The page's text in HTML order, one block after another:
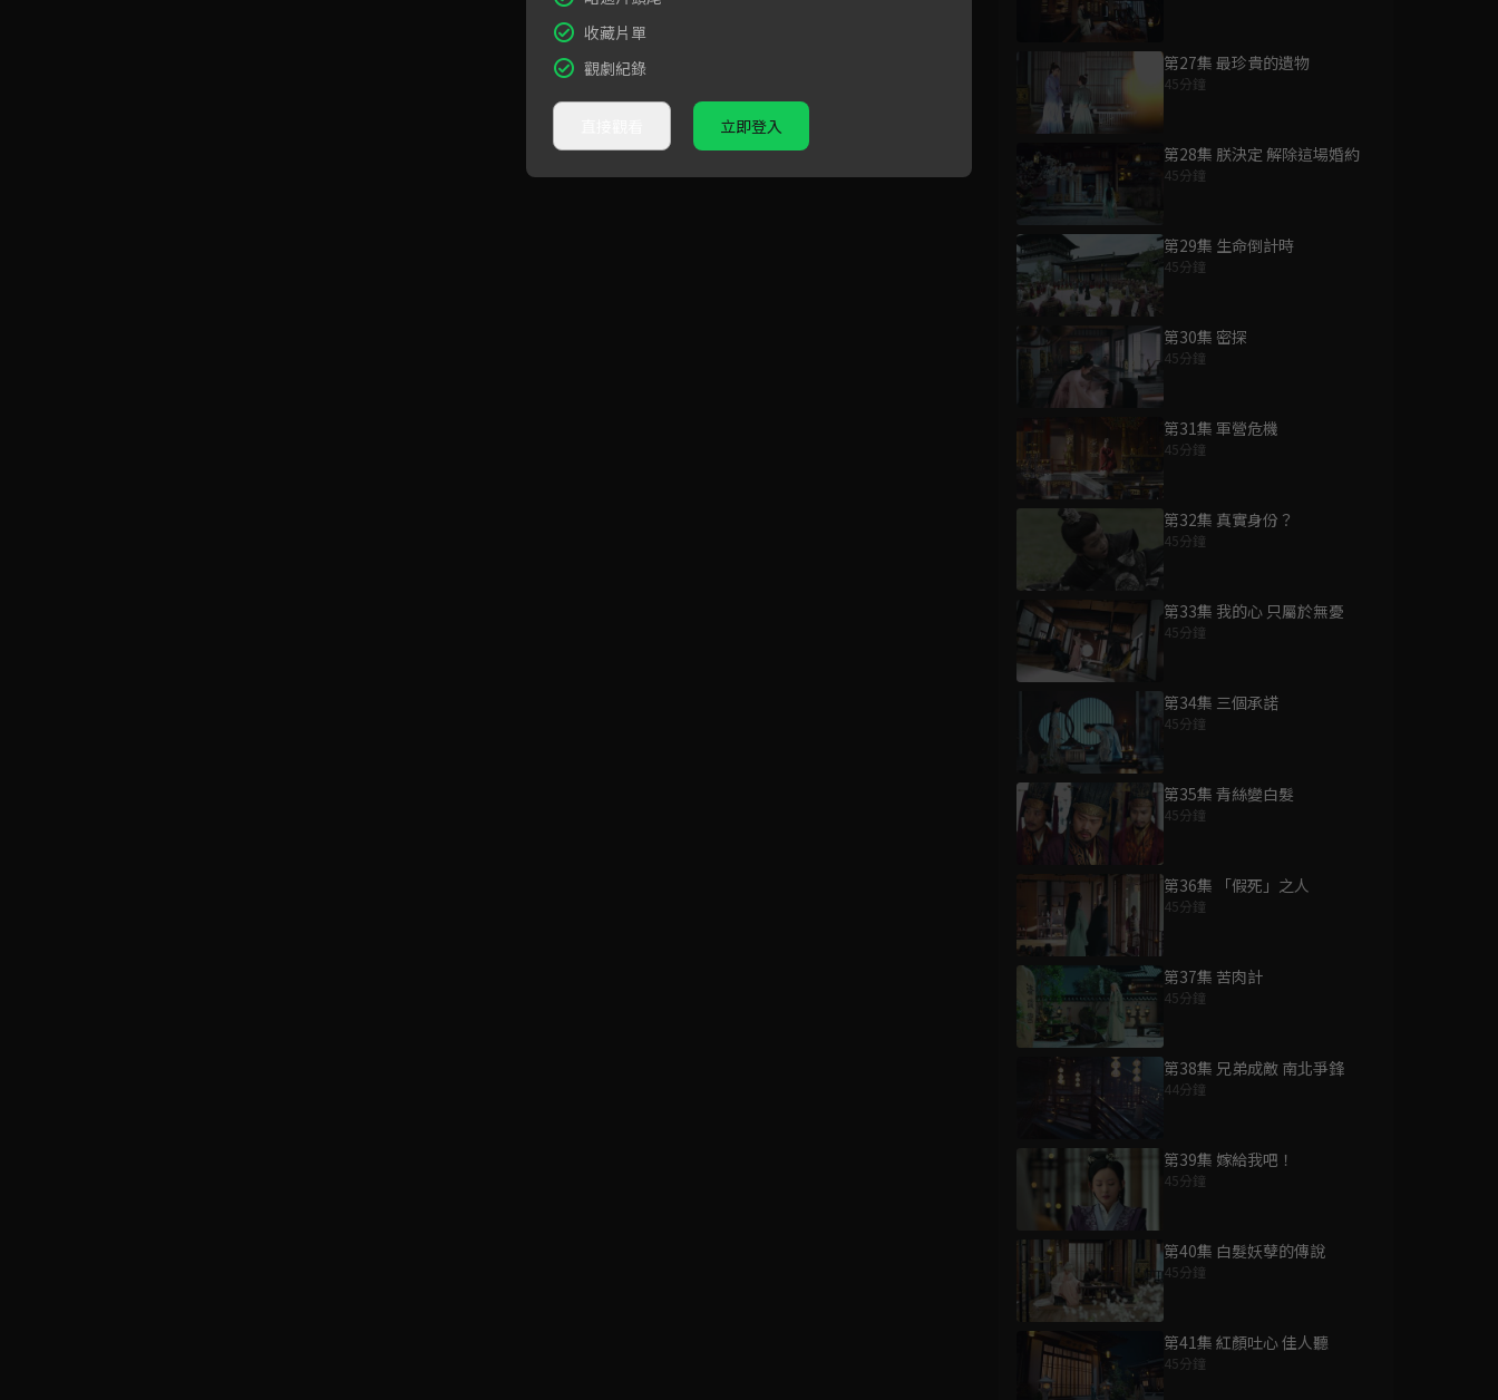
第27集 最珍貴的遺物
45分鐘
第28集 朕決定 解除這場婚約
45分鐘
第29集 生命倒計時
45分鐘
第30集 密探
45分鐘
第31集 軍營危機
45分鐘
第32集 真實身份？
45分鐘
第33集 我的心 只屬於無憂
45分鐘
第34集 三個承諾
45分鐘
第35集 青絲變白髮
45分鐘
第36集 「假死」之人
45分鐘
第37集 苦肉計
45分鐘
第38集 兄弟成敵 南北爭鋒
44分鐘
第39集 嫁給我吧！
45分鐘
第40集 白髮妖孽的傳說
45分鐘
第41集 紅顏吐心 佳人聽
45分鐘
收藏片單
觀劇紀錄
立即登入